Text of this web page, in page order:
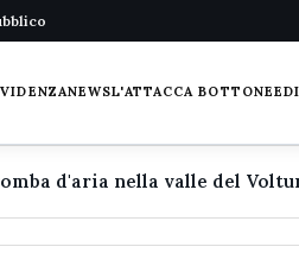
NEWSL'ATTACCA BOTTONE